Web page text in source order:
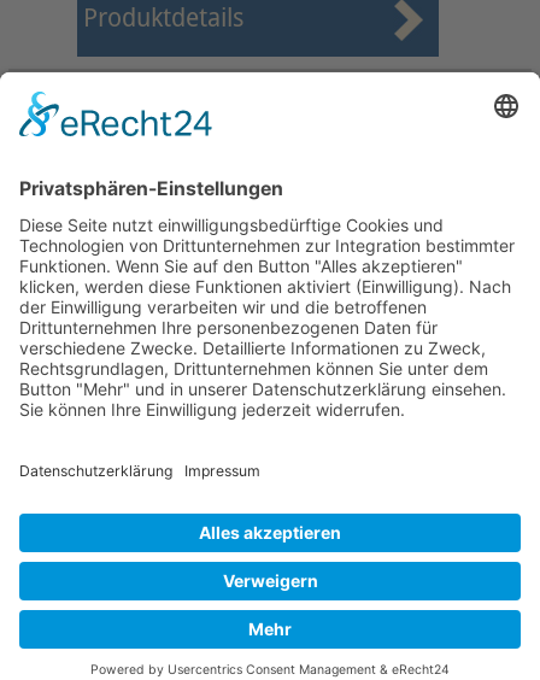
Produktdetails
Start
Mollenhauer Adresse
Downloads
Weitere Seiten
Datenschutz|Cookie-Einstellungen